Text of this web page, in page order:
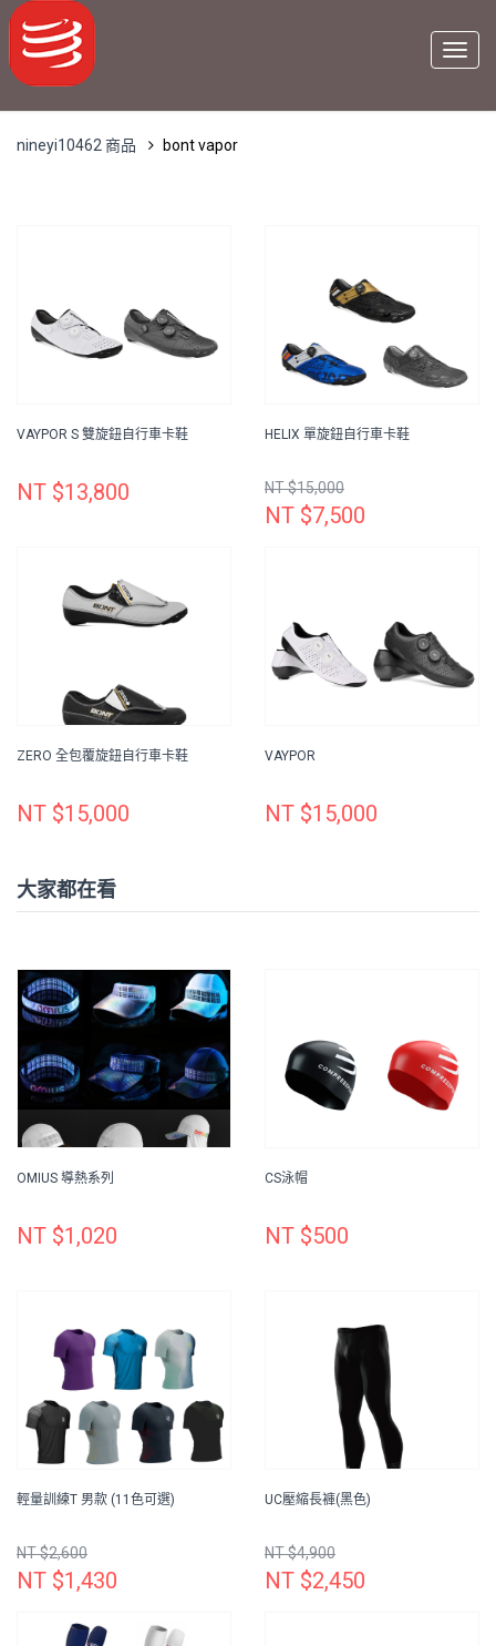
nineyi10462 商品 bont vapor
VAYPOR S 雙旋鈕自行車卡鞋
NT $13,800
HELIX 單旋鈕自行車卡鞋
NT $15,000
NT $7,500
ZERO 全包覆旋鈕自行車卡鞋
NT $15,000
VAYPOR
NT $15,000
大家都在看
OMIUS 導熱系列
NT $1,020
CS泳帽
NT $500
輕量訓練T 男款 (11色可選)
NT $2,600
NT $1,430
UC壓縮長褲(黑色)
NT $4,900
NT $2,450